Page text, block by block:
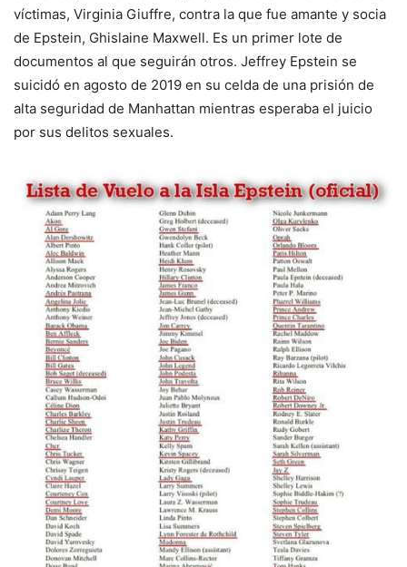
víctimas, Virginia Giuffre, contra la que fue amante y socia
de Epstein, Ghislaine Maxwell. Es un primer lote de
documentos al que seguirán otros. Jeffrey Epstein se
suicidó en agosto de 2019 en su celda de una prisión de
alta seguridad de Manhattan mientras esperaba el juicio
por sus delitos sexuales.